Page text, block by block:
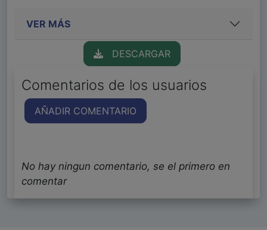
VER MÁS
DESCARGAR
Comentarios de los usuarios
AÑADIR COMENTARIO
No hay ningun comentario, se el primero en
comentar